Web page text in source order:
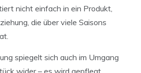
nicht einfach in ein Produkt,
die über viele Saisons
spiegelt sich auch im Umgang
wider – es wird gepflegt,